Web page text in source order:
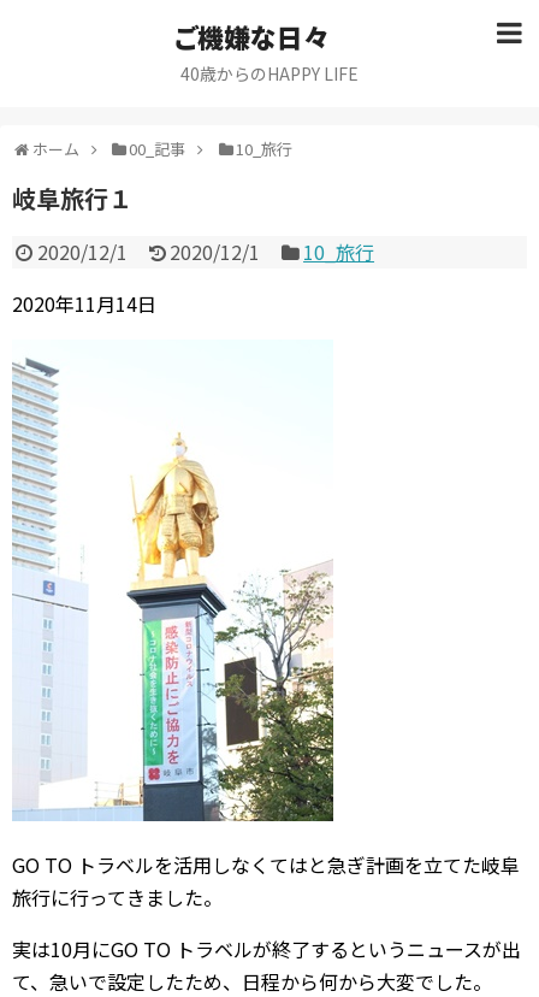
ご機嫌な日々
40歳からのHAPPY LIFE
ホーム 00_記事 10_旅行
岐阜旅行１
2020/12/1 2020/12/1
10_旅行
2020年11月14日
GO TO トラベルを活用しなくてはと急ぎ計画を立てた岐阜
旅行に行ってきました。
実は10月にGO TO トラベルが終了するというニュースが出
て、急いで設定したため、日程から何から大変でした。